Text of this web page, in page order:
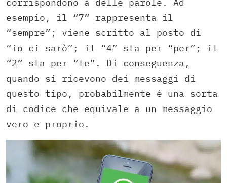
esempio, il “7” rappresenta il
“sempre”; viene scritto al posto di
“io ci sarò”; il “4” sta per “per”; il
“2” sta per “te”. Di conseguenza,
quando si ricevono dei messaggi di
questo tipo, probabilmente è una sorta
di codice che equivale a un messaggio
vero e proprio.